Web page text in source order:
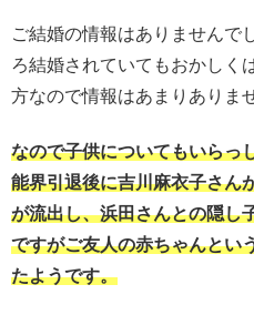
ご結婚の情報はありませんで
ろ結婚されていてもおかしく
方なので情報はあまりありま
なので子供についてもいらっ
能界引退後に吉川麻衣子さん
が流出し、浜田さんとの隠し
ですがご友人の赤ちゃんとい
たようです。